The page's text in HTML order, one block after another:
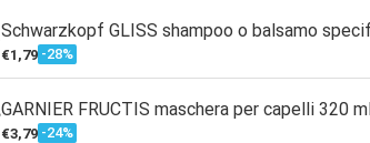
Schwarzkopf GLISS shampoo o balsamo
€1,79 -28%
GARNIER FRUCTIS maschera per capelli 320
€3,79 -24%